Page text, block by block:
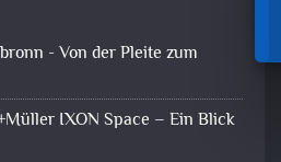
- Von der Pleite zum
IXON Space – Ein Blick